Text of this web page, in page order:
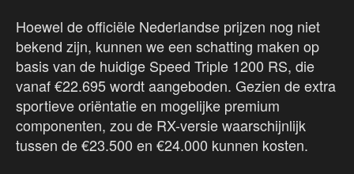
Hoewel de officiële Nederlandse prijzen nog niet
bekend zijn, kunnen we een schatting maken op
basis van de huidige Speed Triple 1200 RS, die
vanaf €22.695 wordt aangeboden. Gezien de extra
sportieve oriëntatie en mogelijke premium
componenten, zou de RX-versie waarschijnlijk
tussen de €23.500 en €24.000 kunnen kosten.